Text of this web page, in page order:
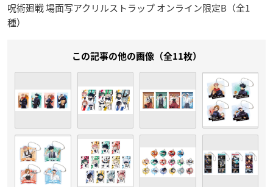
呪術廻戦 場面写アクリルストラップ オンライン限定B（全1
種）
この記事の他の画像（全11枚）